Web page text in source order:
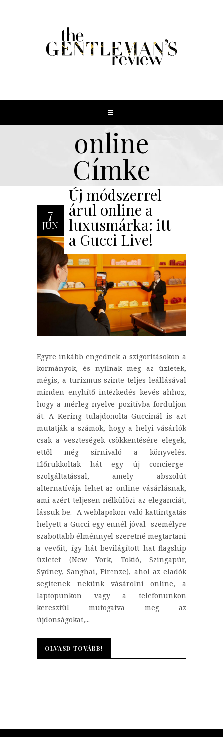
online
Címke
7
JÚN
Új módszerrel
árul online a
luxusmárka: itt
a Gucci Live!
Egyre inkább engednek a szigorításokon a
kormányok, és nyílnak meg az üzletek,
mégis, a turizmus szinte teljes leállásával
minden enyhítő intézkedés kevés ahhoz,
hogy a mérleg nyelve pozitívba forduljon
át. A Kering tulajdonolta Guccinál is azt
mutatják a számok, hogy a helyi vásárlók
csak a veszteségek csökkentésére elegek,
ettől még sírnivaló a könyvelés.
Előrukkoltak hát egy új concierge-
szolgáltatással, amely abszolút
alternatívája lehet az online vásárlásnak,
ami azért teljesen nélkülözi az eleganciát,
lássuk be. A weblapokon való kattintgatás
helyett a Gucci egy ennél jóval személyre
szabottabb élménnyel szeretné megtartani
a vevőit, így hát bevilágított hat flagship
üzletet (New York, Tokió, Szingapúr,
Sydney, Sanghai, Firenze), ahol az eladók
segítenek nekünk vásárolni online, a
laptopunkon vagy a telefonunkon
keresztül mutogatva meg az
újdonságokat,...
OLVASD TOVÁBB!
OLVASD TOVÁBB!